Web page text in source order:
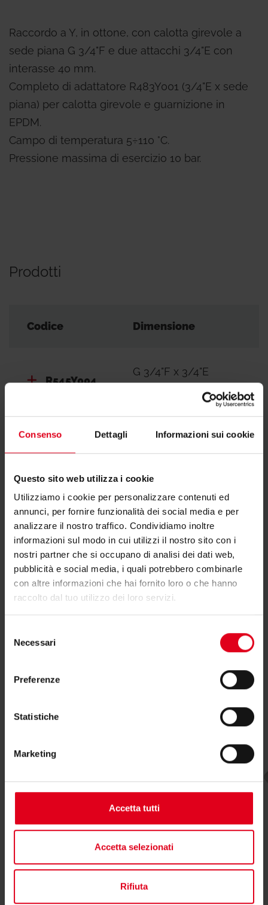
Consenso Dettagli Informazioni sui cookie
Questo sito web utilizza i cookie
Utilizziamo i cookie per personalizzare contenuti ed
annunci, per fornire funzionalità dei social media e per
analizzare il nostro traffico. Condividiamo inoltre
informazioni sul modo in cui utilizzi il nostro sito con i
nostri partner che si occupano di analisi dei dati web,
pubblicità e social media, i quali potrebbero combinarle
con altre informazioni che hai fornito loro o che hanno
raccolto dal tuo utilizzo dei loro servizi.
delNecessari
Preferenze
Statistiche
Marketing
Accetta tutti
Accetta selezionati
Rifiuta
Raccordo a Y, in ottone, con calotta girevole a
sede piana G 3/4"F e due attacchi 3/4"E con
interasse 40 mm.
Completo di adattatore R483Y001 (3/4"E x sede
piana) per calotta girevole e guarnizione in
EPDM.
Campo di temperatura 5÷110 °C.
Pressione massima di esercizio 10 bar.
Prodotti
Codice Dimensione
R545Y004
G 3/4"F x 3/4"E
/Interasse 40 mm
Hai bisogno di supporto per R545?
Se hai bisogno di ulteriori informazioni contatta il
consulente tecnico o commerciale di zona.
Trova il consulente di zona
Potrebbero interessarti anche
R279FC